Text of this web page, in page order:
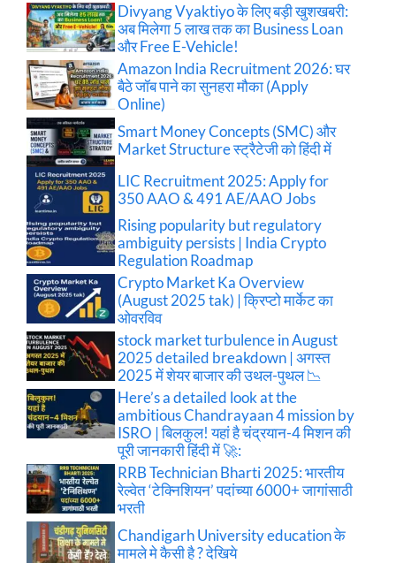
Divyang Vyaktiyo के लिए बड़ी खुशखबरी:
अब मिलेगा 5 लाख तक का Business Loan
और Free E-Vehicle!
Amazon India Recruitment 2026: घर
बैठे जॉब पाने का सुनहरा मौका (Apply
Online)
Smart Money Concepts (SMC) और
Market Structure स्ट्रैटेजी को हिंदी में
LIC Recruitment 2025: Apply for
350 AAO & 491 AE/AAO Jobs
Rising popularity but regulatory
ambiguity persists | India Crypto
Regulation Roadmap
Crypto Market Ka Overview
(August 2025 tak) | क्रिप्टो मार्केट का
ओवरविव
stock market turbulence in August
2025 detailed breakdown | अगस्त
2025 में शेयर बाजार की उथल-पुथल 📉
Here’s a detailed look at the
ambitious Chandrayaan 4 mission by
ISRO | बिलकुल! यहां है चंद्रयान-4 मिशन की
पूरी जानकारी हिंदी में 🚀:
RRB Technician Bharti 2025: भारतीय
रेल्वेत ‘टेक्निशियन’ पदांच्या 6000+ जागांसाठी
भरती
Chandigarh University education के
मामले मे कैसी है ? देखिये